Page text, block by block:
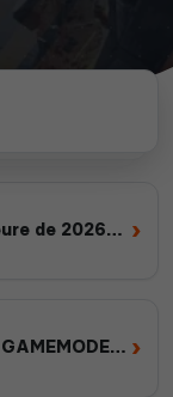
de 2026
›
| ›